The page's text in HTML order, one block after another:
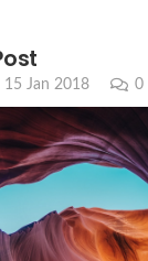
15 Jan 2018 0